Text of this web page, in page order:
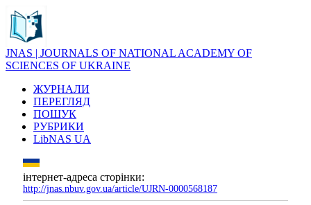
JNAS | JOURNALS OF NATIONAL ACADEMY OF
SCIENCES OF UKRAINE
ЖУРНАЛИ
ПЕРЕГЛЯД
ПОШУК
РУБРИКИ
LibNAS UA
інтернет-адреса сторінки:
http://jnas.nbuv.gov.ua/article/UJRN-0000568187